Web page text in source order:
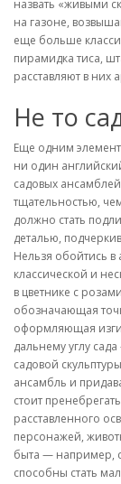
назвать «живыми
на газоне,
еще больше
пирамидка тиса,
расставляют в них
Не то
Еще одним
ни один
садовых
тщательностью,
должно стать
деталью,
Нельзя обойтись в
классической и
в цветнике с
обозначающая
оформляющая
дальнему углу
садовой
ансамбль и
стоит
расставленного
персонажей,
быта — например,
способны стать